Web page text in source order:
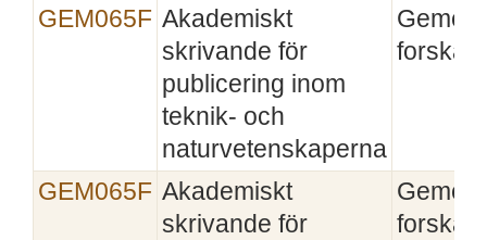
GEM065F Akademiskt
skrivande för
publicering inom
teknik- och
naturvetenskaperna
GEM065F Akademiskt
skrivande för